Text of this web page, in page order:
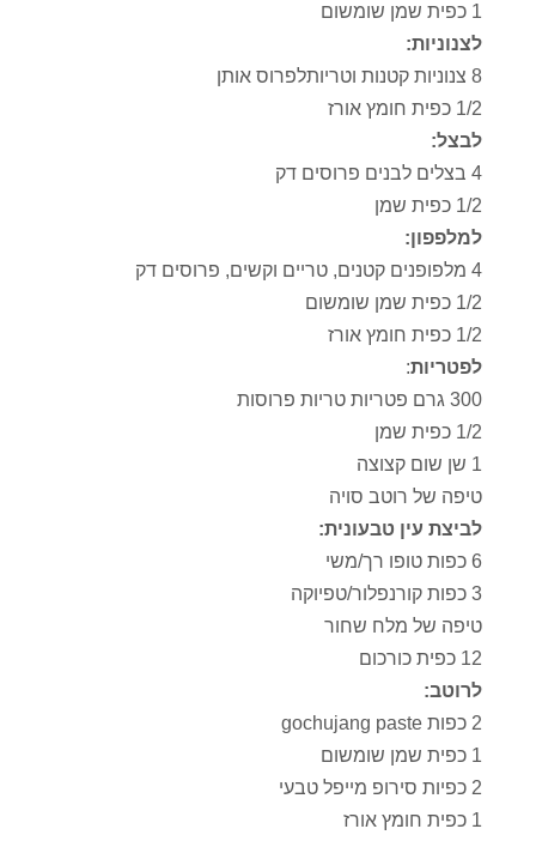
1 כפית שמן שומשום
לצנוניות:
8 צנוניות קטנות וטריותלפרוס אותן
1/2 כפית חומץ אורז
לבצל:
4 בצלים לבנים פרוסים דק
1/2 כפית שמן
למלפפון:
4 מלפופנים קטנים, טריים וקשים, פרוסים דק
1/2 כפית שמן שומשום
1/2 כפית חומץ אורז
לפטריות:
300 גרם פטריות טריות פרוסות
1/2 כפית שמן
1 שן שום קצוצה
טיפה של רוטב סויה
לביצת עין טבעונית:
6 כפות טופו רך/משי
3 כפות קורנפלור/טפיוקה
טיפה של מלח שחור
12 כפית כורכום
לרוטב:
2 כפות gochujang paste
1 כפית שמן שומשום
2 כפיות סירופ מייפל טבעי
1 כפית חומץ אורז